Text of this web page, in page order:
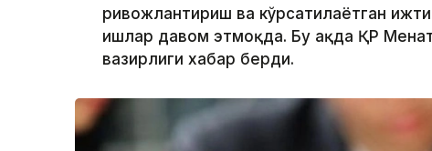
ривожлантириш ва кўрсатилаётган
ишлар давом этмоқда. Бу ҳақда ҚР
вазирлиги хабар берди.